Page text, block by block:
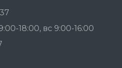
18:00, вс 9:00-16:00